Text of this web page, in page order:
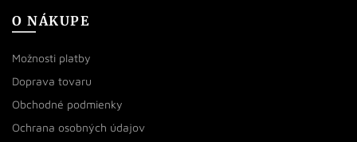
O NÁKUPE
Možnosti platby
Doprava tovaru
Obchodné podmienky
Ochrana osobných údajov